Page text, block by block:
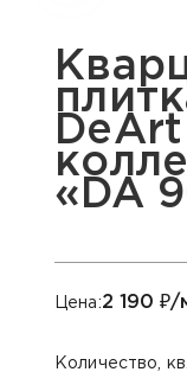
«DA
Цена:2 190 ₽/
Количество,